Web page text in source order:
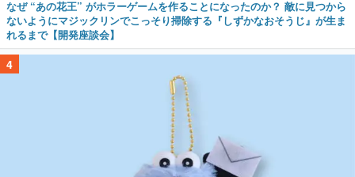
なぜ “あの花王” がホラーゲームを作ることになったのか？ 敵に見つから
ないようにマジックリンでこっそり掃除する『しずかなおそうじ』が生ま
れるまで【開発座談会】
4